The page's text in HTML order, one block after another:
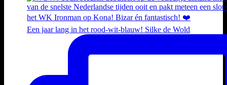
Een jaar lang in het rood-wit-blauw! Silke de Wold